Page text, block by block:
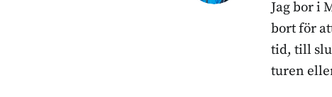
Jag bor i
bort för
tid, till
turen